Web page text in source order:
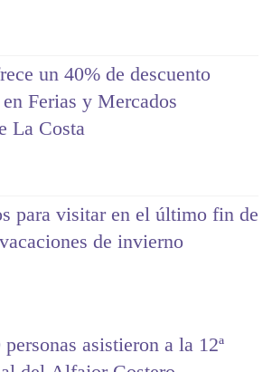
un 40% de descuento
Ferias y Mercados
La Costa
para visitar en el último fin de
de invierno
asistieron a la 12ª